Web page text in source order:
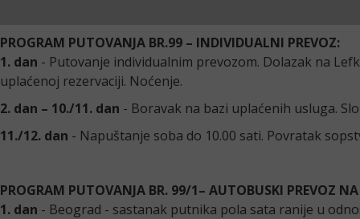
PROGRAM PUTOVANJA BR.99 – INDIVIDUALNI PREVOZ:
1. dan - Putovanje individualnim prevozom. Dolazak na
uplaćenoj rezervaciji. Noćenje.
2. dan – 10./11. dan - Boravak na bazi uplaćenih usluga.
11./12. dan - Napuštanje soba do 10.00 sati. Povratak
PROGRAM PUTOVANJA BR. 99/1– AUTOBUSKI PREVOZ
1. dan - Beograd - sastanak putnika pola sata ranije u